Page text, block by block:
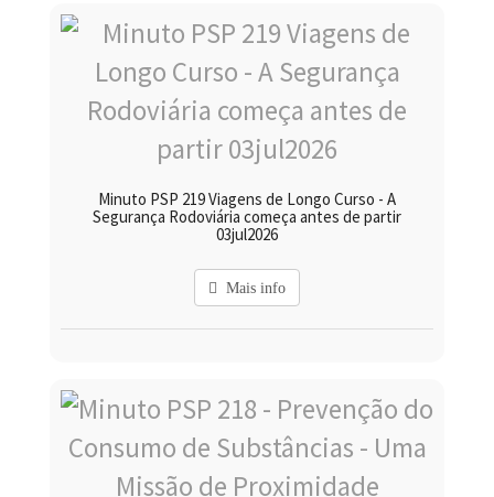
Minuto PSP 219 Viagens de Longo Curso - A
Segurança Rodoviária começa antes de partir
03jul2026
Mais info